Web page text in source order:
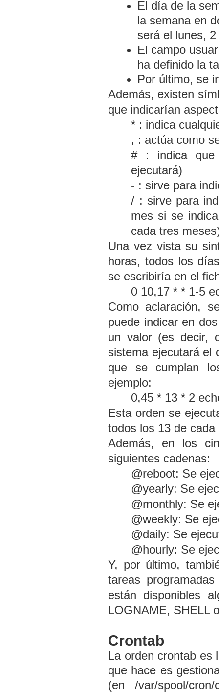
El día de la
la semana en
será el lunes,
El campo
ha definido la
Por último, se
Además, existen
que indicarían
* : indica
, : actúa como
# : indica que
ejecutará)
- : sirve para
/ : sirve para
mes si se
cada tres
Una vez vista su
horas, todos los
se escribiría en el
0 10,17 * * 1-5
Como aclaración,
puede indicar en
un valor (es decir,
sistema ejecutará el
que se cumplan
ejemplo:
0,45 * 13 * 2
Esta orden se
todos los 13 de cada
Además, en los
siguientes cadenas:
@reboot: Se
@yearly: Se
@monthly: Se
@weekly: Se
@daily: Se
@hourly: Se
Y, por último,
tareas
están disponibles
LOGNAME, SHELL
Crontab
La orden crontab es
que hace es
(en /var/spool/